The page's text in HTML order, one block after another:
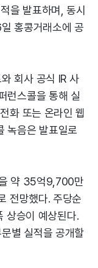
을 발표하며, 동시
홍콩거래소에 공
회사 공식 IR 사
런스콜을 통해 실
화 또는 온라인 웹
녹음은 발표일로
약 35억9,700만
전망했다. 주당순
상승이 예상된다.
별 실적을 공개할